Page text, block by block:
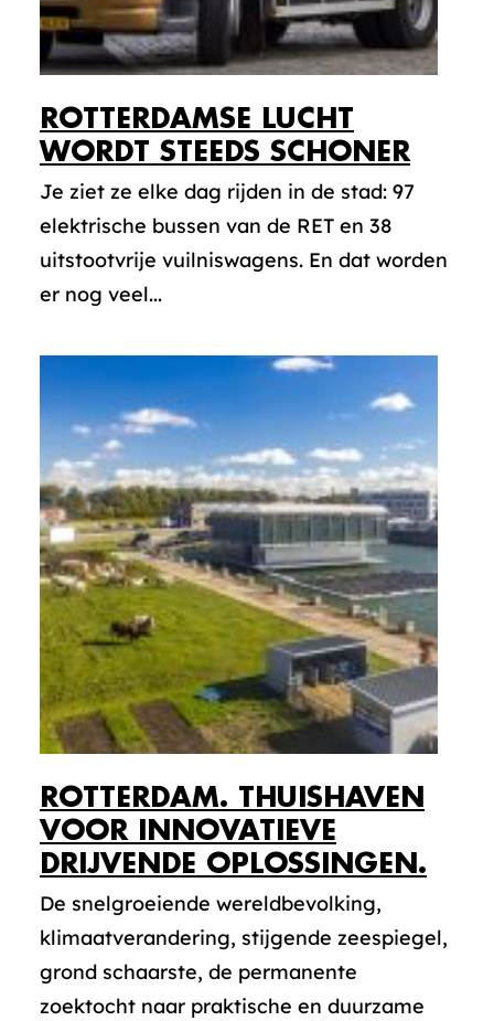
ROTTERDAMSE LUCHT
WORDT STEEDS SCHONER
Je ziet ze elke dag rijden in de stad: 97
elektrische bussen van de RET en 38
uitstootvrije vuilniswagens. En dat worden
er nog veel...
ROTTERDAM. THUISHAVEN
VOOR INNOVATIEVE
DRIJVENDE OPLOSSINGEN.
De snelgroeiende wereldbevolking,
klimaatverandering, stijgende zeespiegel,
grond schaarste, de permanente
zoektocht naar praktische en duurzame